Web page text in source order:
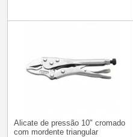
Alicate de pressão 10" cromado
com mordente triangular